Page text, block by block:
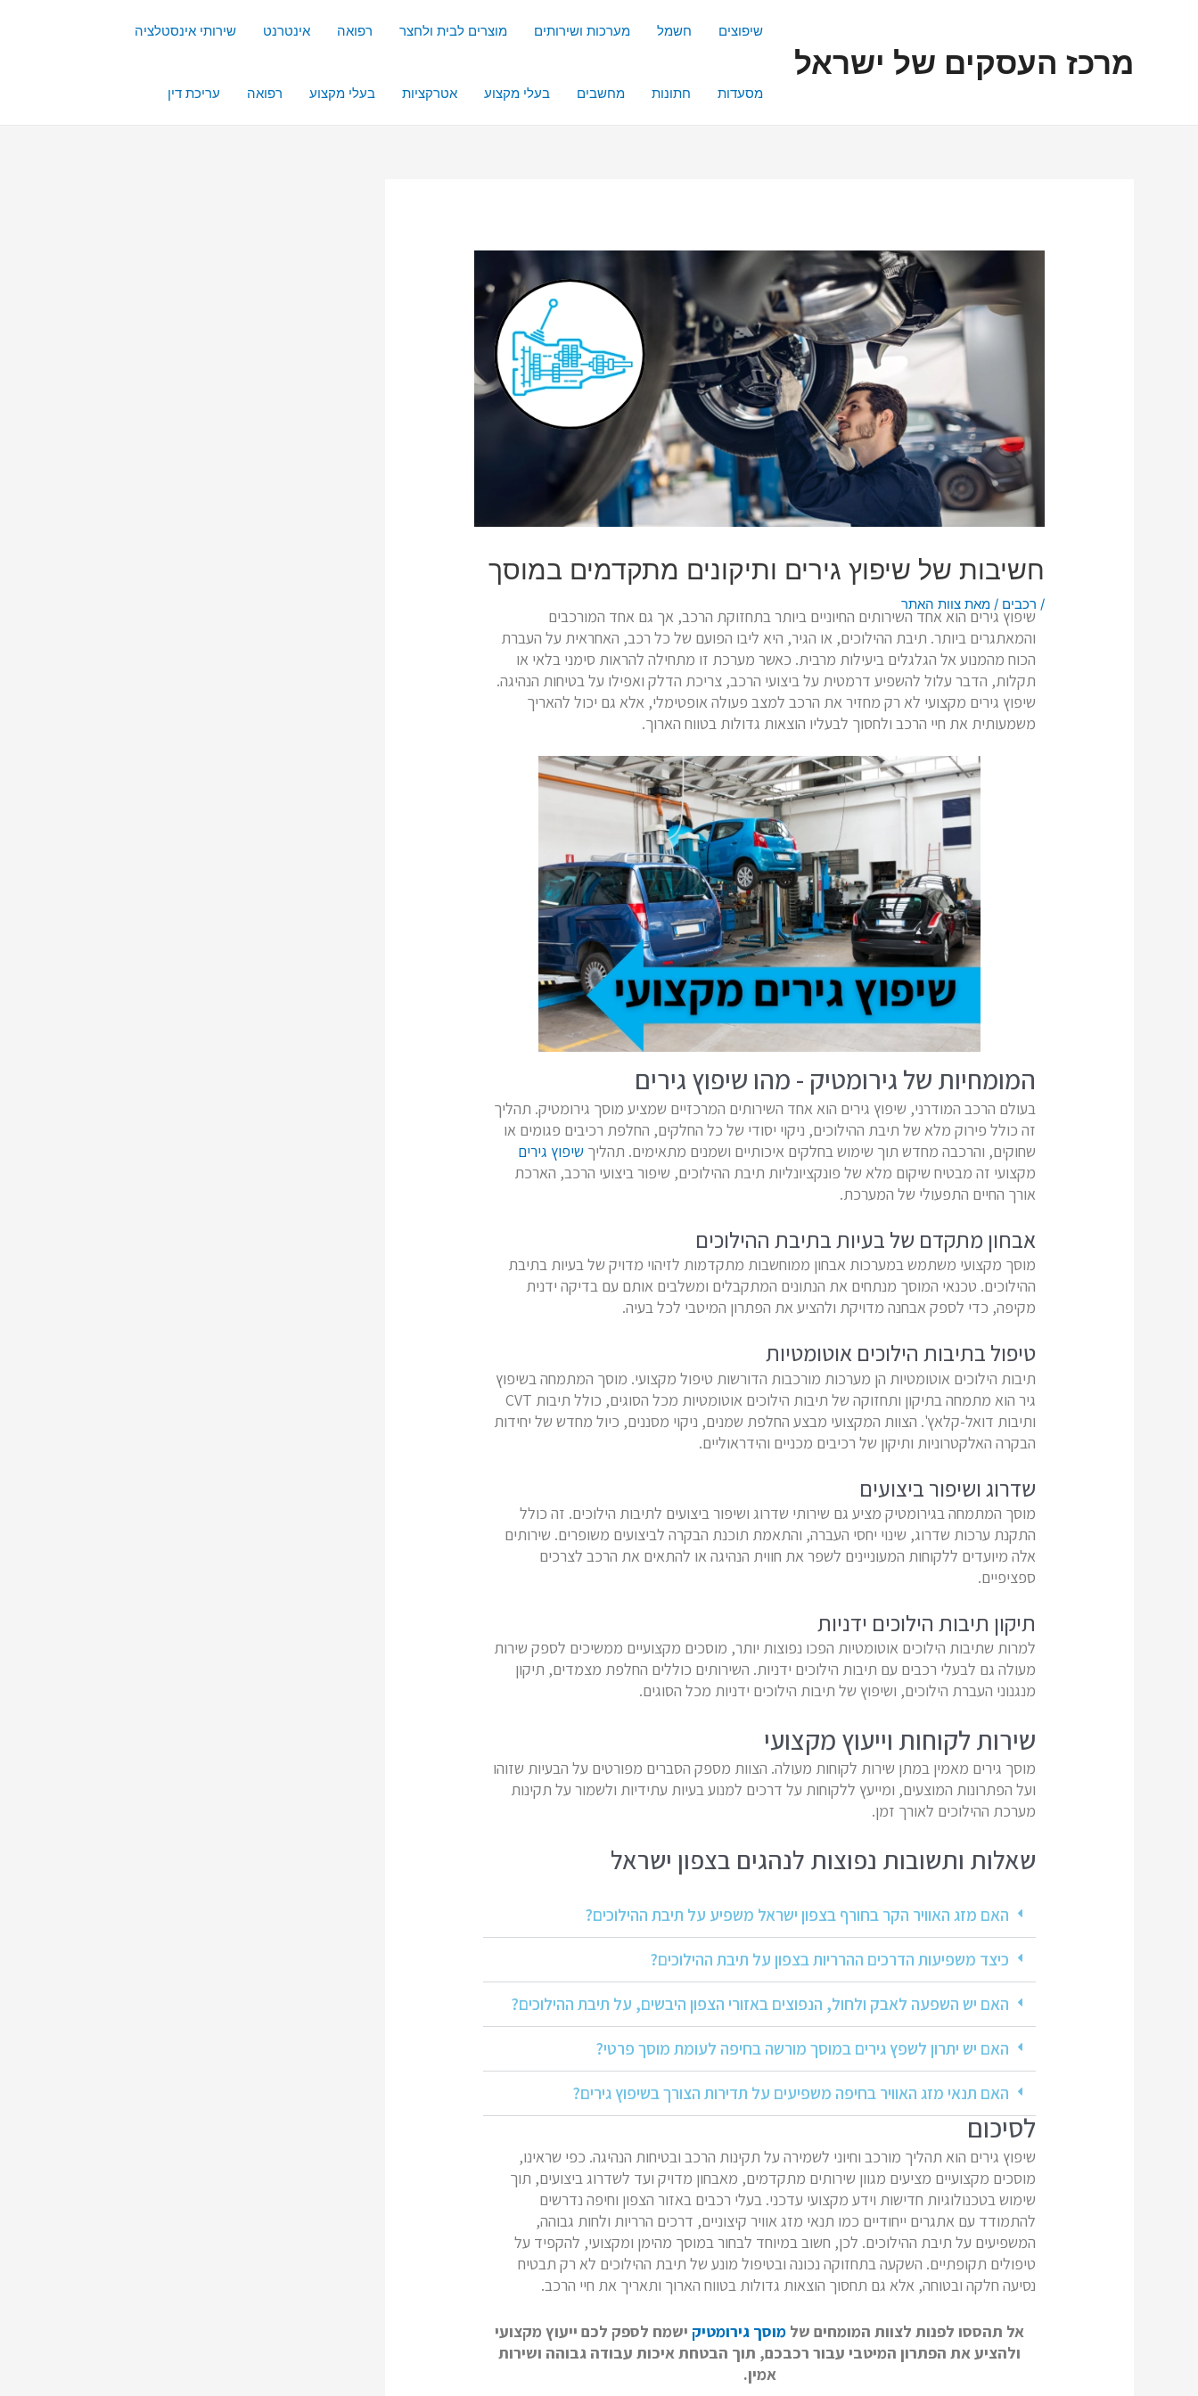
מרכז העסקים של ישראל
שיפוצים חשמל מערכות ושירותים מוצרים לבית ולחצר רפואה אינטרנט שירותי אינסטלציה
מסעדות חתונות מחשבים בעלי מקצוע אטרקציות בעלי מקצוע רפואה עריכת דין
חשיבות של שיפוץ גירים ותיקונים מתקדמים במוסך
/ רכבים / מאתצוות האתר
שיפוץ גירים הוא אחד השירותים החיוניים ביותר בתחזוקת הרכב, אך גם אחד המורכבים
והמאתגרים ביותר. תיבת ההילוכים, או הגיר, היא ליבו הפועם של כל רכב, האחראית על העברת
הכוח מהמנוע אל הגלגלים ביעילות מרבית. כאשר מערכת זו מתחילה להראות סימני בלאי או
תקלות, הדבר עלול להשפיע דרמטית על ביצועי הרכב, צריכת הדלק ואפילו על בטיחות הנהיגה.
שיפוץ גירים מקצועי לא רק מחזיר את הרכב למצב פעולה אופטימלי, אלא גם יכול להאריך
משמעותית את חיי הרכב ולחסוך לבעליו הוצאות גדולות בטווח הארוך.
המומחיות של גירומטיק - מהו שיפוץ גירים
בעולם הרכב המודרני, שיפוץ גירים הוא אחד השירותים המרכזיים שמציע מוסך גירומטיק. תהליך
זה כולל פירוק מלא של תיבת ההילוכים, ניקוי יסודי של כל החלקים, החלפת רכיבים פגומים או
שחוקים, והרכבה מחדש תוך שימוש בחלקים איכותיים ושמנים מתאימים. תהליךשיפוץ גירים
מקצועי זה מבטיח שיקום מלא של פונקציונליות תיבת ההילוכים, שיפור ביצועי הרכב, הארכת
אורך החיים התפעולי של המערכת.
אבחון מתקדם של בעיות בתיבת ההילוכים
מוסך מקצועי משתמש במערכות אבחון ממוחשבות מתקדמות לזיהוי מדויק של בעיות בתיבת
ההילוכים. טכנאי המוסך מנתחים את הנתונים המתקבלים ומשלבים אותם עם בדיקה ידנית
מקיפה, כדי לספק אבחנה מדויקת ולהציע את הפתרון המיטבי לכל בעיה.
טיפול בתיבות הילוכים אוטומטיות
תיבות הילוכים אוטומטיות הן מערכות מורכבות הדורשות טיפול מקצועי. מוסך המתמחה בשיפוץ
גיר הוא מתמחה בתיקון ותחזוקה של תיבות הילוכים אוטומטיות מכל הסוגים, כולל תיבות CVT
ותיבות דואל-קלאץ'. הצוות המקצועי מבצע החלפת שמנים, ניקוי מסננים, כיול מחדש של יחידות
הבקרה האלקטרוניות ותיקון של רכיבים מכניים והידראוליים.
שדרוג ושיפור ביצועים
מוסך המתמחה בגירומטיק מציע גם שירותי שדרוג ושיפור ביצועים לתיבות הילוכים. זה כולל
התקנת ערכות שדרוג, שינוי יחסי העברה, והתאמת תוכנת הבקרה לביצועים משופרים. שירותים
אלה מיועדים ללקוחות המעוניינים לשפר את חווית הנהיגה או להתאים את הרכב לצרכים
ספציפיים.
תיקון תיבות הילוכים ידניות
למרות שתיבות הילוכים אוטומטיות הפכו נפוצות יותר, מוסכים מקצועיים ממשיכים לספק שירות
מעולה גם לבעלי רכבים עם תיבות הילוכים ידניות. השירותים כוללים החלפת מצמדים, תיקון
מנגנוני העברת הילוכים, ושיפוץ של תיבות הילוכים ידניות מכל הסוגים.
שירות לקוחות וייעוץ מקצועי
מוסך גירים מאמין במתן שירות לקוחות מעולה. הצוות מספק הסברים מפורטים על הבעיות שזוהו
ועל הפתרונות המוצעים, ומייעץ ללקוחות על דרכים למנוע בעיות עתידיות ולשמור על תקינות
מערכת ההילוכים לאורך זמן.
שאלות ותשובות נפוצות לנהגים בצפון ישראל
האם מזג האוויר הקר בחורף בצפון ישראל משפיע על תיבת ההילוכים?
כיצד משפיעות הדרכים ההרריות בצפון על תיבת ההילוכים?
האם יש השפעה לאבק ולחול, הנפוצים באזורי הצפון היבשים, על תיבת ההילוכים?
האם יש יתרון לשפץ גירים במוסך מורשה בחיפה לעומת מוסך פרטי?
האם תנאי מזג האוויר בחיפה משפיעים על תדירות הצורך בשיפוץ גירים?
לסיכום
שיפוץ גירים הוא תהליך מורכב וחיוני לשמירה על תקינות הרכב ובטיחות הנהיגה. כפי שראינו,
מוסכים מקצועיים מציעים מגוון שירותים מתקדמים, מאבחון מדויק ועד לשדרוג ביצועים, תוך
שימוש בטכנולוגיות חדישות וידע מקצועי עדכני. בעלי רכבים באזור הצפון וחיפה נדרשים
להתמודד עם אתגרים ייחודיים כמו תנאי מזג אוויר קיצוניים, דרכים הרריות ולחות גבוהה,
המשפיעים על תיבת ההילוכים. לכן, חשוב במיוחד לבחור במוסך מהימן ומקצועי, להקפיד על
טיפולים תקופתיים. השקעה בתחזוקה נכונה ובטיפול מונע של תיבת ההילוכים לא רק תבטיח
נסיעה חלקה ובטוחה, אלא גם תחסוך הוצאות גדולות בטווח הארוך ותאריך את חיי הרכב.
אל תהססו לפנות לצוות המומחים של מוסך גירומטיק ישמח לספק לכם ייעוץ מקצועי
ולהציע את הפתרון המיטבי עבור רכבכם, תוך הבטחת איכות עבודה גבוהה ושירות
אמין.